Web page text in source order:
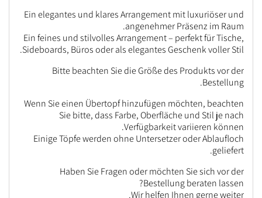
Ein elegantes und klares Arrangement mit luxuriöser und
angenehmer Präsenz im Raum.
Ein feines und stilvolles Arrangement – perfekt für Tische,
Sideboards, Büros oder als elegantes Geschenk voller Stil.
Bitte beachten Sie die Größe des Produkts vor der
Bestellung.
Wenn Sie einen Übertopf hinzufügen möchten, beachten
Sie bitte, dass Farbe, Oberfläche und Stil je nach
Verfügbarkeit variieren können.
Einige Töpfe werden ohne Untersetzer oder Ablaufloch
geliefert.
Haben Sie Fragen oder möchten Sie sich vor der
Bestellung beraten lassen?
Wir helfen Ihnen gerne weiter.